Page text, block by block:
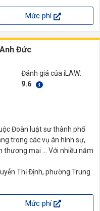
Mức phí
Đức
Đánh giá của iLAW:
9.6
Đoàn luật sư thành phố
trong các vụ án hình sự,
thương mại … Với nhiều năm
Thị Định, phường Trung
Mức phí